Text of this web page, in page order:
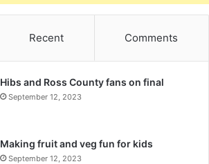
Recent Comments
Hibs and Ross County fans on final
September 12, 2023
Making fruit and veg fun for kids
September 12, 2023